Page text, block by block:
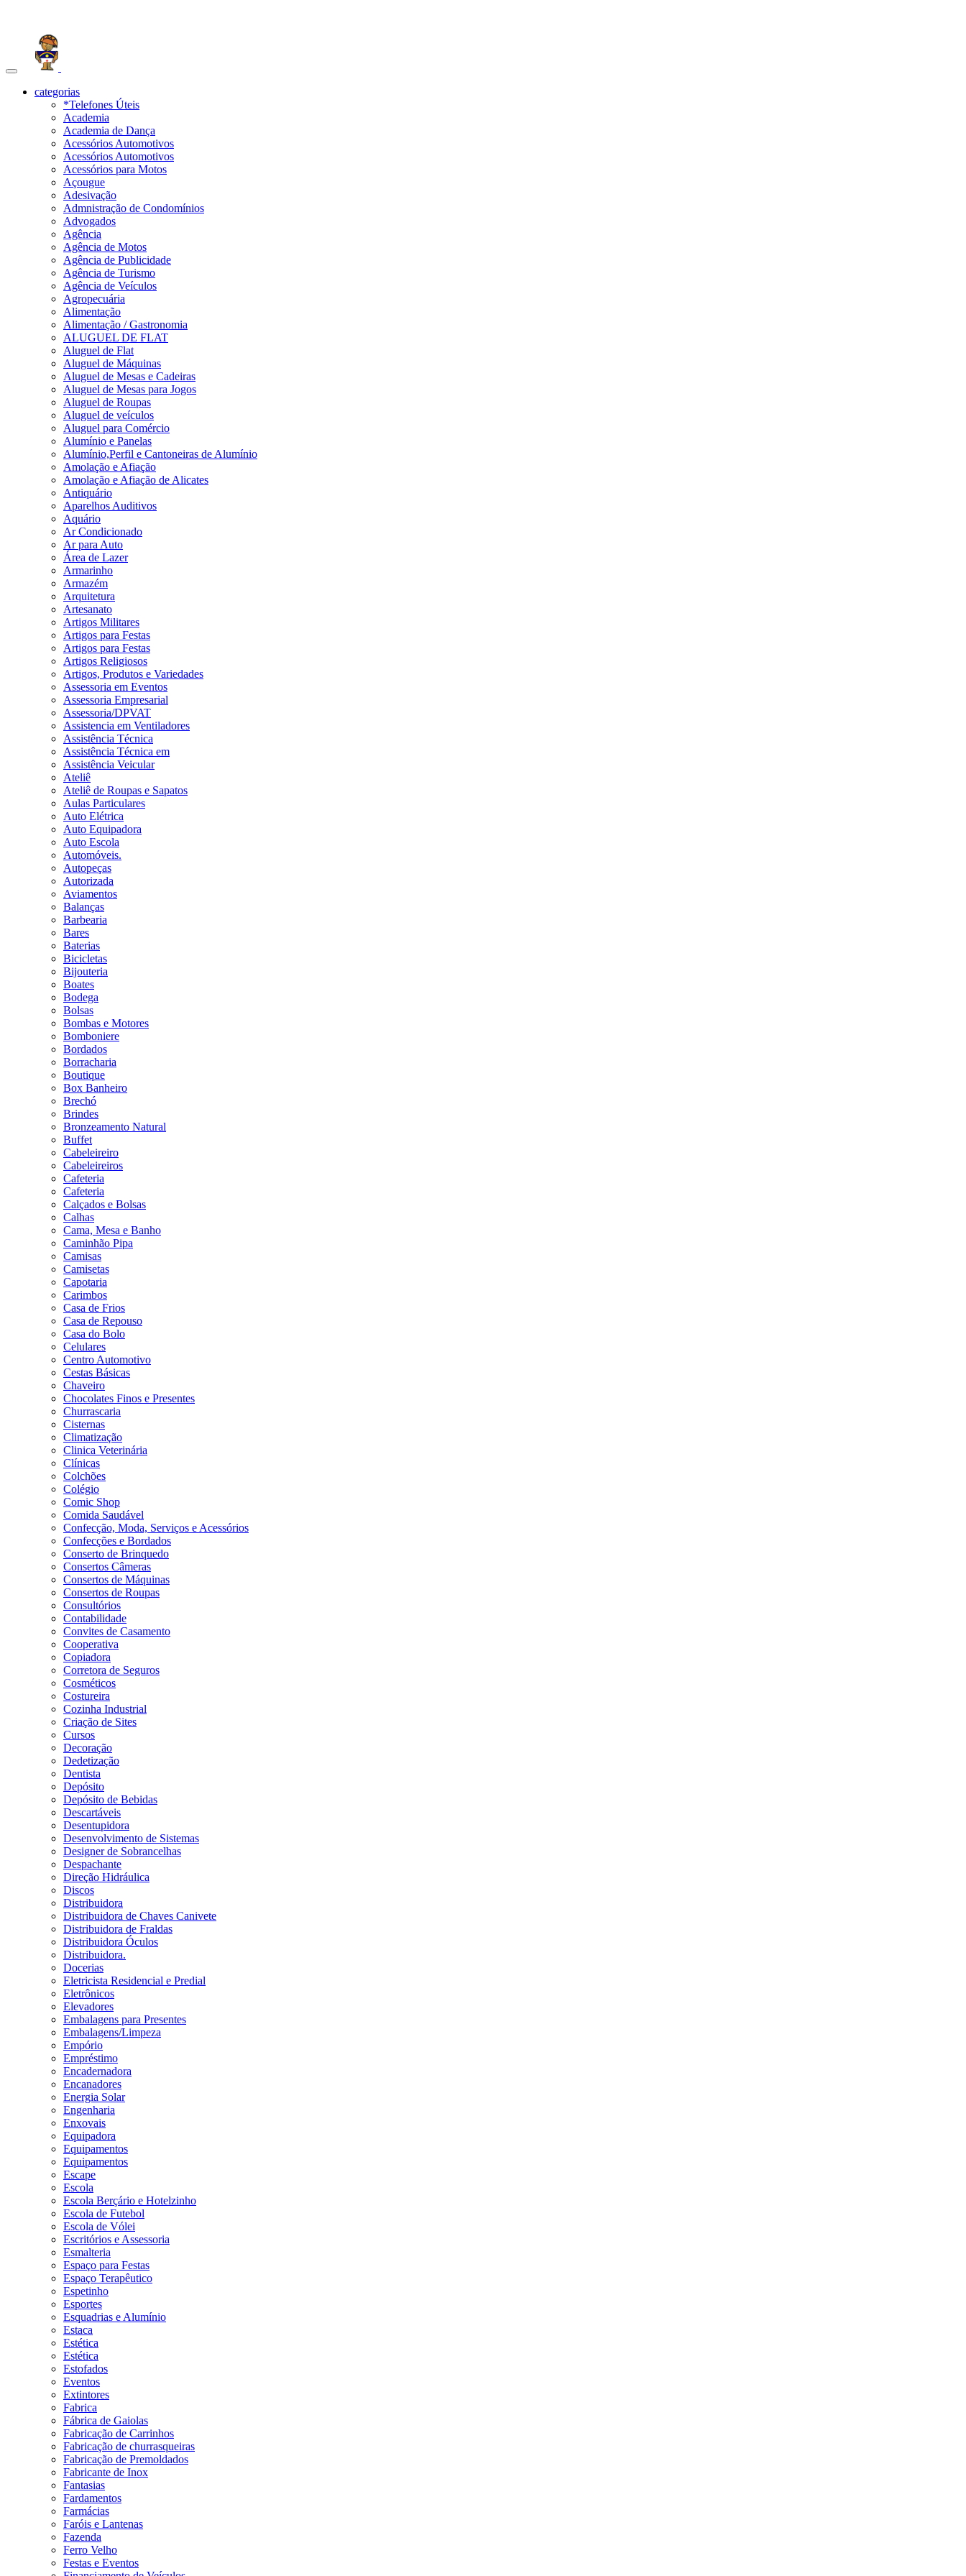
Toggle
navigationcategorias
*Telefones Úteis
Academia
Academia de Dança
Acessórios Automotivos
Acessórios Automotivos
Acessórios para Motos
Açougue
Adesivação
Admnistração de Condomínios
Advogados
Agência
Agência de Motos
Agência de Publicidade
Agência de Turismo
Agência de Veículos
Agropecuária
Alimentação
Alimentação / Gastronomia
ALUGUEL DE FLAT
Aluguel de Flat
Aluguel de Máquinas
Aluguel de Mesas e Cadeiras
Aluguel de Mesas para Jogos
Aluguel de Roupas
Aluguel de veículos
Aluguel para Comércio
Alumínio e Panelas
Alumínio,Perfil e Cantoneiras de Alumínio
Amolação e Afiação
Amolação e Afiação de Alicates
Antiquário
Aparelhos Auditivos
Aquário
Ar Condicionado
Ar para Auto
Área de Lazer
Armarinho
Armazém
Arquitetura
Artesanato
Artigos Militares
Artigos para Festas
Artigos para Festas
Artigos Religiosos
Artigos, Produtos e Variedades
Assessoria em Eventos
Assessoria Empresarial
Assessoria/DPVAT
Assistencia em Ventiladores
Assistência Técnica
Assistência Técnica em
Assistência Veicular
Ateliê
Ateliê de Roupas e Sapatos
Aulas Particulares
Auto Elétrica
Auto Equipadora
Auto Escola
Automóveis.
Autopeças
Autorizada
Aviamentos
Balanças
Barbearia
Bares
Baterias
Bicicletas
Bijouteria
Boates
Bodega
Bolsas
Bombas e Motores
Bomboniere
Bordados
Borracharia
Boutique
Box Banheiro
Brechó
Brindes
Bronzeamento Natural
Buffet
Cabeleireiro
Cabeleireiros
Cafeteria
Cafeteria
Calçados e Bolsas
Calhas
Cama, Mesa e Banho
Caminhão Pipa
Camisas
Camisetas
Capotaria
Carimbos
Casa de Frios
Casa de Repouso
Casa do Bolo
Celulares
Centro Automotivo
Cestas Básicas
Chaveiro
Chocolates Finos e Presentes
Churrascaria
Cisternas
Climatização
Clinica Veterinária
Clínicas
Colchões
Colégio
Comic Shop
Comida Saudável
Confecção, Moda, Serviços e Acessórios
Confecções e Bordados
Conserto de Brinquedo
Consertos Câmeras
Consertos de Máquinas
Consertos de Roupas
Consultórios
Contabilidade
Convites de Casamento
Cooperativa
Copiadora
Corretora de Seguros
Cosméticos
Costureira
Cozinha Industrial
Criação de Sites
Cursos
Decoração
Dedetização
Dentista
Depósito
Depósito de Bebidas
Descartáveis
Desentupidora
Desenvolvimento de Sistemas
Designer de Sobrancelhas
Despachante
Direção Hidráulica
Discos
Distribuidora
Distribuidora de Chaves Canivete
Distribuidora de Fraldas
Distribuidora Óculos
Distribuidora.
Docerias
Eletricista Residencial e Predial
Eletrônicos
Elevadores
Embalagens para Presentes
Embalagens/Limpeza
Empório
Empréstimo
Encadernadora
Encanadores
Energia Solar
Engenharia
Enxovais
Equipadora
Equipamentos
Equipamentos
Escape
Escola
Escola Berçário e Hotelzinho
Escola de Futebol
Escola de Vólei
Escritórios e Assessoria
Esmalteria
Espaço para Festas
Espaço Terapêutico
Espetinho
Esportes
Esquadrias e Alumínio
Estaca
Estética
Estética
Estofados
Eventos
Extintores
Fabrica
Fábrica de Gaiolas
Fabricação de Carrinhos
Fabricação de churrasqueiras
Fabricação de Premoldados
Fabricante de Inox
Fantasias
Fardamentos
Farmácias
Faróis e Lantenas
Fazenda
Ferro Velho
Festas e Eventos